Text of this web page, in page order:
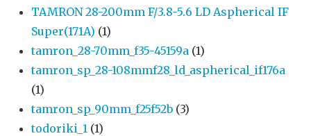
TAMRON 28-200mm F/3.8-5.6 LD Aspherical IF
Super(171A) (1)
tamron_28-70mm_f35-45159a (1)
tamron_sp_28-108mmf28_ld_aspherical_if176a
(1)
tamron_sp_90mm_f25f52b (3)
todoriki_1 (1)